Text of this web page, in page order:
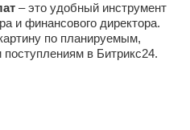
– это удобный инструмент
и финансового директора.
по планируемым,
в Битрикс24.